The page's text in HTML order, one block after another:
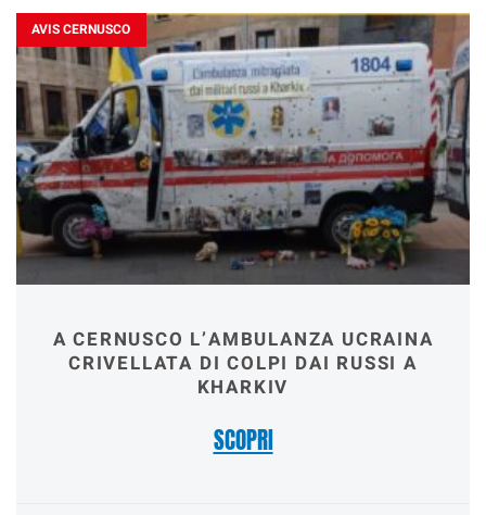
AVIS CERNUSCO
A CERNUSCO L’AMBULANZA UCRAINA
CRIVELLATA DI COLPI DAI RUSSI A
KHARKIV
SCOPRI